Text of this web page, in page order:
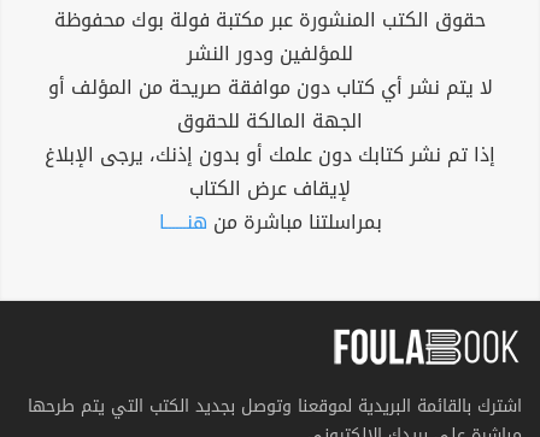
حقوق الكتب المنشورة عبر مكتبة فولة بوك محفوظة
للمؤلفين ودور النشر
لا يتم نشر أي كتاب دون موافقة صريحة من المؤلف أو
الجهة المالكة للحقوق
إذا تم نشر كتابك دون علمك أو بدون إذنك، يرجى الإبلاغ
لإيقاف عرض الكتاب
بمراسلتنا مباشرة من هنــــــا
اشترك بالقائمة البريدية لموقعنا وتوصل بجديد الكتب التي يتم طرحها